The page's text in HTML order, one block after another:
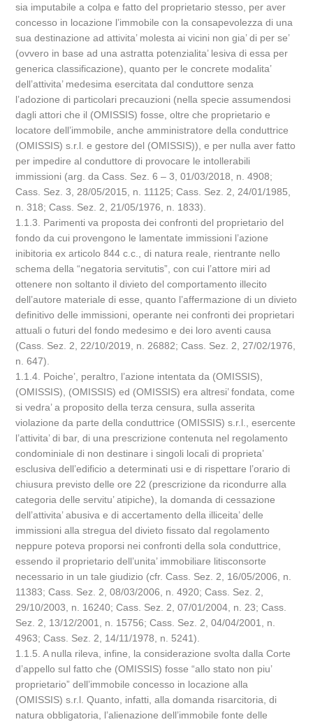
sia imputabile a colpa e fatto del proprietario stesso, per aver
concesso in locazione l’immobile con la consapevolezza di una
sua destinazione ad attivita’ molesta ai vicini non gia’ di per se’
(ovvero in base ad una astratta potenzialita’ lesiva di essa per
generica classificazione), quanto per le concrete modalita’
dell’attivita’ medesima esercitata dal conduttore senza
l’adozione di particolari precauzioni (nella specie assumendosi
dagli attori che il (OMISSIS) fosse, oltre che proprietario e
locatore dell’immobile, anche amministratore della conduttrice
(OMISSIS) s.r.l. e gestore del (OMISSIS)), e per nulla aver fatto
per impedire al conduttore di provocare le intollerabili
immissioni (arg. da Cass. Sez. 6 – 3, 01/03/2018, n. 4908;
Cass. Sez. 3, 28/05/2015, n. 11125; Cass. Sez. 2, 24/01/1985,
n. 318; Cass. Sez. 2, 21/05/1976, n. 1833).
1.1.3. Parimenti va proposta dei confronti del proprietario del
fondo da cui provengono le lamentate immissioni l’azione
inibitoria ex articolo 844 c.c., di natura reale, rientrante nello
schema della “negatoria servitutis”, con cui l’attore miri ad
ottenere non soltanto il divieto del comportamento illecito
dell’autore materiale di esse, quanto l’affermazione di un divieto
definitivo delle immissioni, operante nei confronti dei proprietari
attuali o futuri del fondo medesimo e dei loro aventi causa
(Cass. Sez. 2, 22/10/2019, n. 26882; Cass. Sez. 2, 27/02/1976,
n. 647).
1.1.4. Poiche’, peraltro, l’azione intentata da (OMISSIS),
(OMISSIS), (OMISSIS) ed (OMISSIS) era altresi’ fondata, come
si vedra’ a proposito della terza censura, sulla asserita
violazione da parte della conduttrice (OMISSIS) s.r.l., esercente
l’attivita’ di bar, di una prescrizione contenuta nel regolamento
condominiale di non destinare i singoli locali di proprieta’
esclusiva dell’edificio a determinati usi e di rispettare l’orario di
chiusura previsto delle ore 22 (prescrizione da ricondurre alla
categoria delle servitu’ atipiche), la domanda di cessazione
dell’attivita’ abusiva e di accertamento della illiceita’ delle
immissioni alla stregua del divieto fissato dal regolamento
neppure poteva proporsi nei confronti della sola conduttrice,
essendo il proprietario dell’unita’ immobiliare litisconsorte
necessario in un tale giudizio (cfr. Cass. Sez. 2, 16/05/2006, n.
11383; Cass. Sez. 2, 08/03/2006, n. 4920; Cass. Sez. 2,
29/10/2003, n. 16240; Cass. Sez. 2, 07/01/2004, n. 23; Cass.
Sez. 2, 13/12/2001, n. 15756; Cass. Sez. 2, 04/04/2001, n.
4963; Cass. Sez. 2, 14/11/1978, n. 5241).
1.1.5. A nulla rileva, infine, la considerazione svolta dalla Corte
d’appello sul fatto che (OMISSIS) fosse “allo stato non piu’
proprietario” dell’immobile concesso in locazione alla
(OMISSIS) s.r.l. Quanto, infatti, alla domanda risarcitoria, di
natura obbligatoria, l’alienazione dell’immobile fonte delle